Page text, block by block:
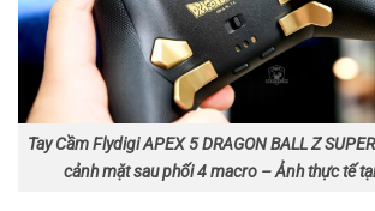
Tay Cầm Flydigi APEX 5 DRAGON BALL Z
cảnh mặt sau phối 4 macro – Ảnh thực tế